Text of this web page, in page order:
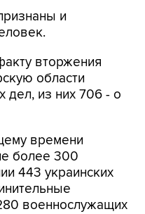
и
вторжения
области
дел, из них 706 - о
времени
более 300
443 украинских
военнослужащих